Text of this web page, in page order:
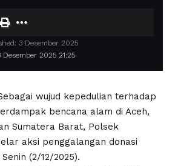
2025 21:25
3 Desember 2025
wujud kepedulian terhadap
bencana alam di Aceh,
Sumatera Barat, Polsek
aksi penggalangan donasi
(2/12/2025).